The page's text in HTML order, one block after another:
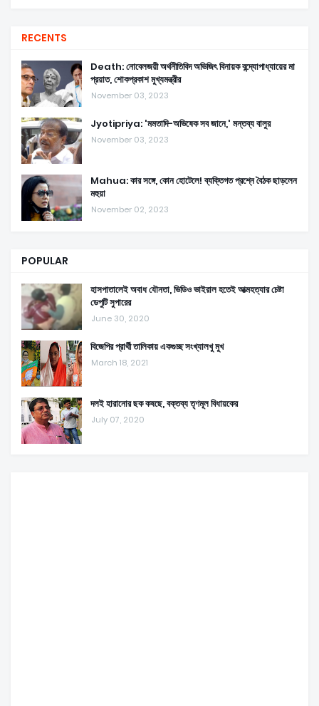
RECENTS
Death: নোবেলজয়ী অর্থনীতিবিদ অভিজিৎ বিনায়ক বন্দ্যোপাধ্যায়ের মা
প্রয়াত, শোকপ্রকাশ মুখ্যমন্ত্রীর
November 03, 2023
Jyotipriya: 'মমতাদি-অভিষেক সব জানে,' মন্তব্য বালুর
November 03, 2023
Mahua: কার সঙ্গে, কোন হোটেলে! ব্যক্তিগত প্রশ্নে বৈঠক ছাড়লেন
মহুয়া
November 02, 2023
POPULAR
হাসপাতালেই অবাধ যৌনতা, ভিডিও ভাইরাল হতেই আত্মহত্যার চেষ্টা
ডেপুটি সুপারের
June 30, 2020
বিজেপির প্রার্থী তালিকায় একগুচ্ছ সংখ্যালখু মুখ
March 18, 2021
দলই হারানোর ছক কষছে, বক্তব্য তৃণমূল বিধায়কের
July 07, 2020